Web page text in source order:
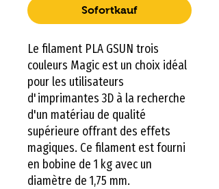
Sofortkauf
Le filament PLA GSUN trois
couleurs Magic est un choix idéal
pour les utilisateurs
d'imprimantes 3D à la recherche
d'un matériau de qualité
supérieure offrant des effets
magiques. Ce filament est fourni
en bobine de 1 kg avec un
diamètre de 1,75 mm.